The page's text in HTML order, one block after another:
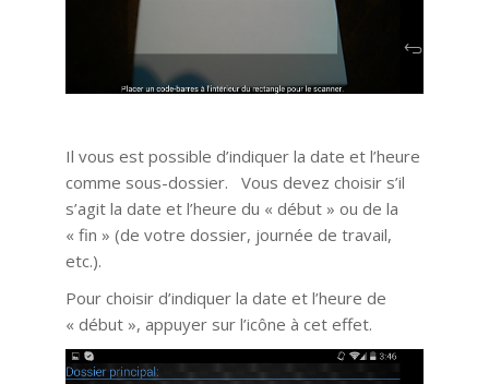
Il vous est possible d’indiquer la date et l’heure
comme sous-dossier. Vous devez choisir s’il
s’agit la date et l’heure du « début » ou de la
« fin » (de votre dossier, journée de travail,
etc.).
Pour choisir d’indiquer la date et l’heure de
« début », appuyer sur l’icône à cet effet.